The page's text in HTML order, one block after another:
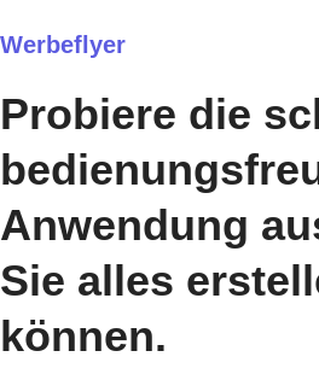
Werbeflyer
Probiere die
Anwendung
Sie alles
können.